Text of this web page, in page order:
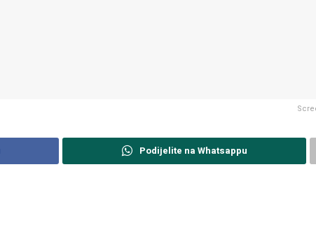
Podijelite na Whatsappu